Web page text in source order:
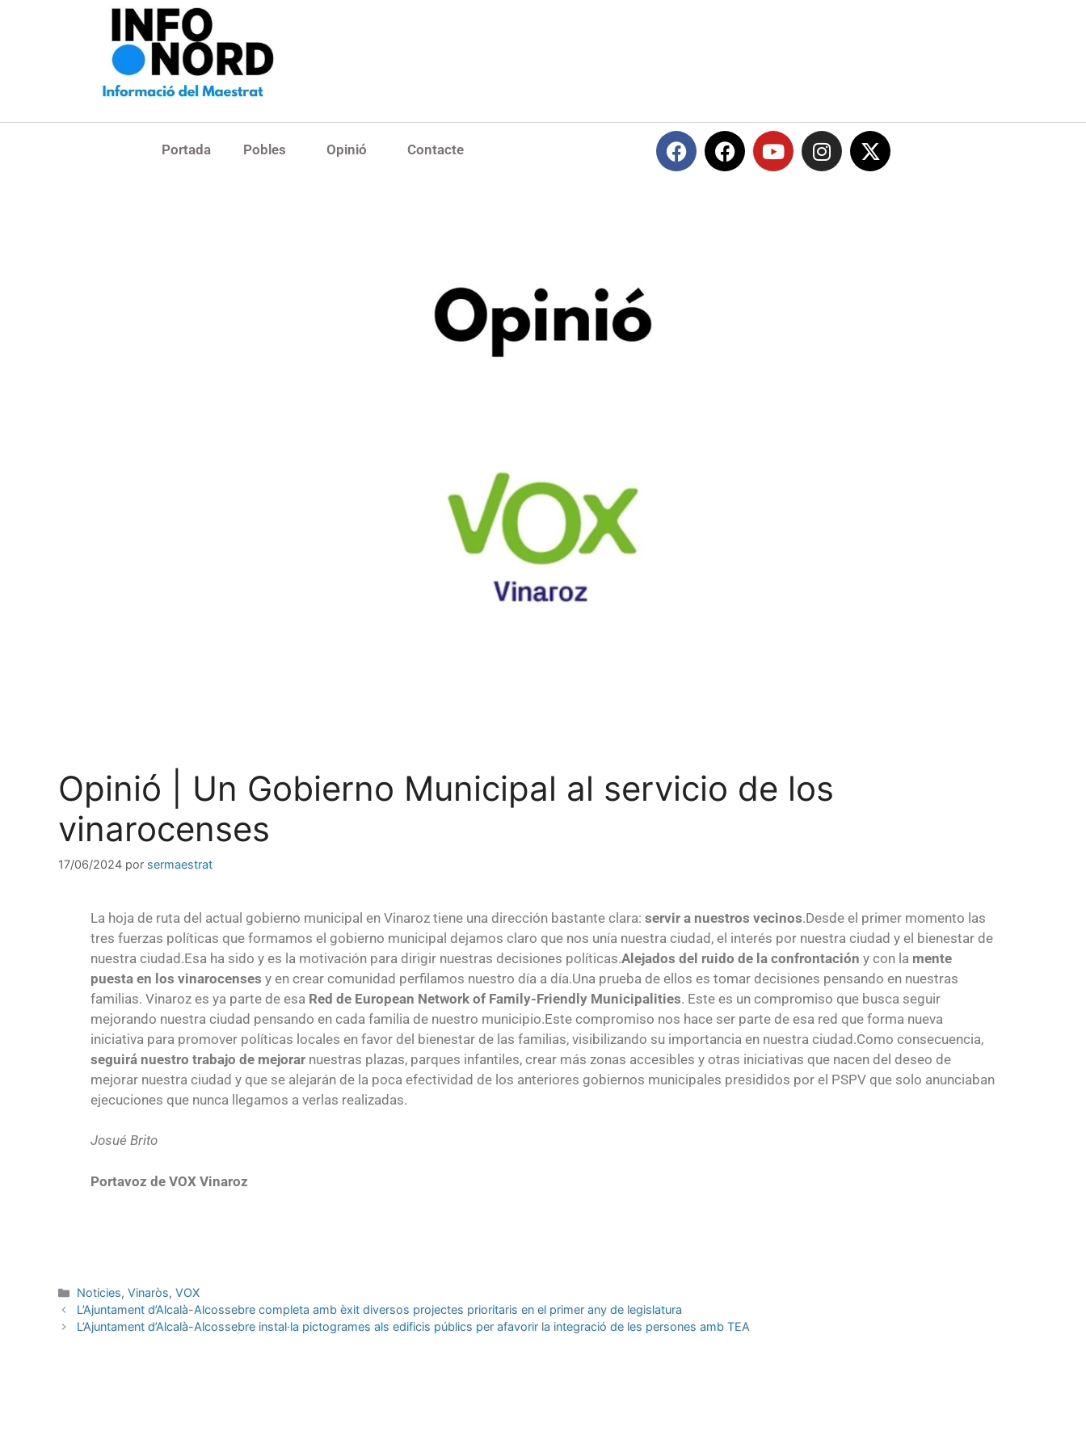
Portada Pobles Opinió Contacte
Opinió | Un Gobierno Municipal al servicio de los
vinarocenses
17/06/2024 por sermaestrat
La hoja de ruta del actual gobierno municipal en Vinaroz tiene una dirección bastante clara: servir a nuestros vecinos.Desde el primer momento las
tres fuerzas políticas que formamos el gobierno municipal dejamos claro que nos unía nuestra ciudad, el interés por nuestra ciudad y el bienestar de
nuestra ciudad.Esa ha sido y es la motivación para dirigir nuestras decisiones políticas.Alejados del ruido de la confrontación y con la mente
puesta en los vinarocenses y en crear comunidad perfilamos nuestro día a día.Una prueba de ellos es tomar decisiones pensando en nuestras
familias. Vinaroz es ya parte de esa Red de European Network of Family-Friendly Municipalities. Este es un compromiso que busca seguir
mejorando nuestra ciudad pensando en cada familia de nuestro municipio.Este compromiso nos hace ser parte de esa red que forma nueva
iniciativa para promover políticas locales en favor del bienestar de las familias, visibilizando su importancia en nuestra ciudad.Como consecuencia,
seguirá nuestro trabajo de mejorar nuestras plazas, parques infantiles, crear más zonas accesibles y otras iniciativas que nacen del deseo de
mejorar nuestra ciudad y que se alejarán de la poca efectividad de los anteriores gobiernos municipales presididos por el PSPV que solo anunciaban
ejecuciones que nunca llegamos a verlas realizadas.
Josué Brito
Portavoz de VOX Vinaroz
Noticies,Vinaròs,VOX
L’Ajuntament d’Alcalà-Alcossebre completa amb èxit diversos projectes prioritaris en el primer any de legislatura
L’Ajuntament d’Alcalà-Alcossebre instal·la pictogrames als edificis públics per afavorir la integració de les persones amb TEA